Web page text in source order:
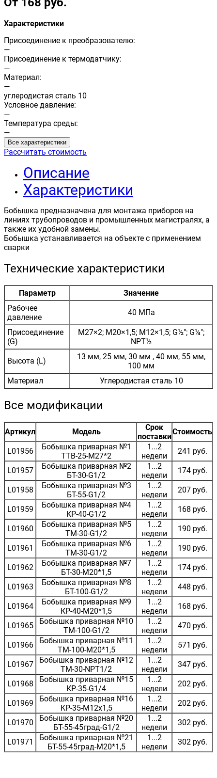
Характеристики
Присоединение к преобразователю:
—
Присоединение к термодатчику:
—
Материал:
—
углеродистая сталь 10
Условное давление:
—
Температура среды:
—
Все характеристики
Рассчитать стоимость
Описание
Характеристики
Бобышка предназначена для монтажа приборов на
линиях трубопроводов и промышленных магистралях, а
также их удобной замены.
Бобышка устанавливается на объекте с применением
сварки
Технические характеристики
Параметр
Значение
Рабочее
давление
40 МПа
Присоединение
(G)
М27×2; М20×1,5; М12×1,5; G½"; G¼";
NPT½
Высота (L)
13 мм, 25 мм, 30 мм , 40 мм, 55 мм,
100 мм
Материал
Углеродистая сталь 10
Все модификации
Артикул Модель
Срок
поставки
Стоимость
L01956
Бобышка приварная №1
ТТВ-25-М27*2
1...2
недели
241 руб.
L01957
Бобышка приварная №2
БТ-30-G1/2
1...2
недели
174 руб.
L01958
Бобышка приварная №3
БТ-55-G1/2
1...2
недели
207 руб.
L01959
Бобышка приварная №4
КР-40-G1/2
1...2
недели
168 руб.
L01960
Бобышка приварная №5
ТМ-30-G1/2
1...2
недели
190 руб.
L01961
Бобышка приварная №6
ТМ-30-G1/2
1...2
недели
190 руб.
L01962
Бобышка приварная №7
БТ-30-М20*1,5
1...2
недели
174 руб.
L01963
Бобышка приварная №8
БТ-100-G1/2
1...2
недели
448 руб.
L01964
Бобышка приварная №9
КР-40-М20*1,5
1...2
недели
168 руб.
L01965
Бобышка приварная №10
ТМ-100-G1/2
1...2
недели
470 руб.
L01966
Бобышка приварная №11
ТМ-100-М20*1,5
1...2
недели
571 руб.
L01967
Бобышка приварная №12
ТМ-30-NPT1/2
1...2
недели
347 руб.
L01968
Бобышка приварная №15
КР-35-G1/4
1...2
недели
202 руб.
L01969
Бобышка приварная №16
KP-35-M12x1,5
1...2
недели
202 руб.
L01970
Бобышка приварная №20
БТ-55-45град-G1/2
1...2
недели
302 руб.
L01971
Бобышка приварная №21
БТ-55-45град-М20*1,5
1...2
недели
302 руб.